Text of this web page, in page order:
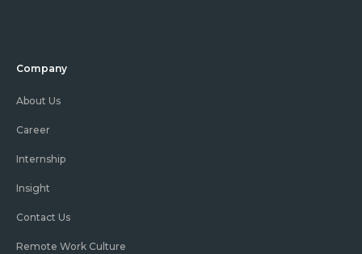
Company
About Us
Career
Internship
Insight
Contact Us
Remote Work Culture